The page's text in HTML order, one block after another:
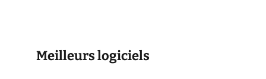
Meilleurs logiciels